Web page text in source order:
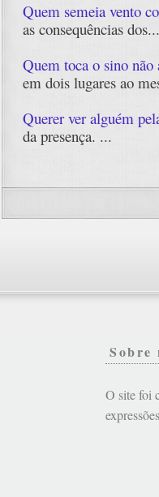
Quem semeia vento
as consequências dos...
Quem toca o sino não
em dois lugares ao
Querer ver alguém
da presença. ...
Sobre
O site foi